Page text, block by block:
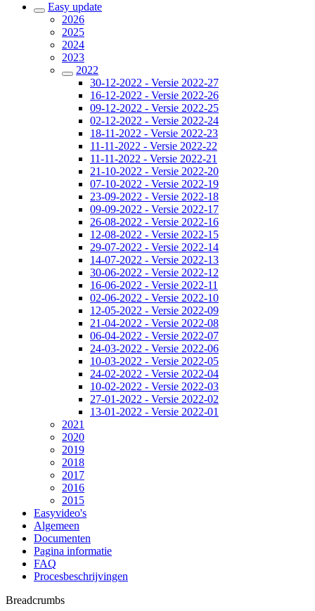
Easy update
2026
2025
2024
2023
2022
30-12-2022 - Versie 2022-27
16-12-2022 - Versie 2022-26
09-12-2022 - Versie 2022-25
02-12-2022 - Versie 2022-24
18-11-2022 - Versie 2022-23
11-11-2022 - Versie 2022-22
11-11-2022 - Versie 2022-21
21-10-2022 - Versie 2022-20
07-10-2022 - Versie 2022-19
23-09-2022 - Versie 2022-18
09-09-2022 - Versie 2022-17
26-08-2022 - Versie 2022-16
12-08-2022 - Versie 2022-15
29-07-2022 - Versie 2022-14
14-07-2022 - Versie 2022-13
30-06-2022 - Versie 2022-12
16-06-2022 - Versie 2022-11
02-06-2022 - Versie 2022-10
12-05-2022 - Versie 2022-09
21-04-2022 - Versie 2022-08
06-04-2022 - Versie 2022-07
24-03-2022 - Versie 2022-06
10-03-2022 - Versie 2022-05
24-02-2022 - Versie 2022-04
10-02-2022 - Versie 2022-03
27-01-2022 - Versie 2022-02
13-01-2022 - Versie 2022-01
2021
2020
2019
2018
2017
2016
2015
Easyvideo's
Algemeen
Documenten
Pagina informatie
FAQ
Procesbeschrijvingen
Breadcrumbs